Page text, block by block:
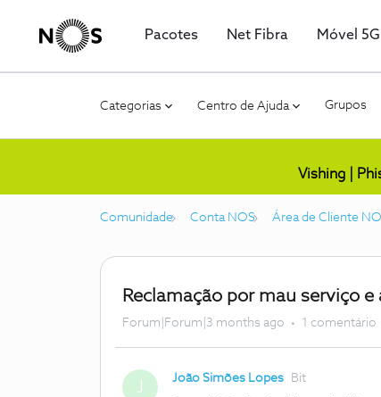
Pacotes Net Fibra Móvel 5G
Categorias Centro de Ajuda Grupos
Vishing |
Comunidade Conta NOS Área de Cliente
Reclamação por mau serviço
Forum|Forum|3 months ago 1 comentário
J João Simões Lopes Bit